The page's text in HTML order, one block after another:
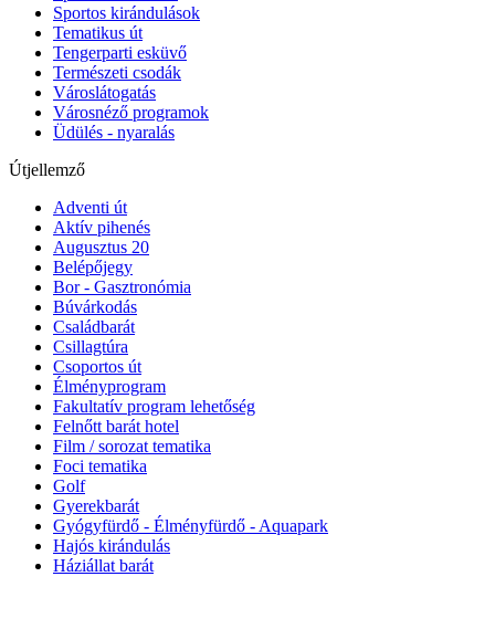
Sportos kirándulások
Tematikus út
Tengerparti esküvő
Természeti csodák
Városlátogatás
Városnéző programok
Üdülés - nyaralás
Útjellemző
Adventi út
Aktív pihenés
Augusztus 20
Belépőjegy
Bor - Gasztronómia
Búvárkodás
Családbarát
Csillagtúra
Csoportos út
Élményprogram
Fakultatív program lehetőség
Felnőtt barát hotel
Film / sorozat tematika
Foci tematika
Golf
Gyerekbarát
Gyógyfürdő - Élményfürdő - Aquapark
Hajós kirándulás
Háziállat barát